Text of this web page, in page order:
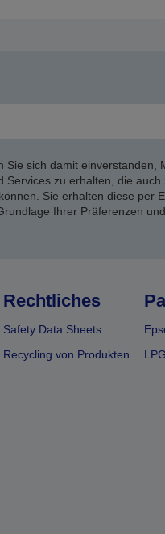
sich damit einverstanden,
zu erhalten, die
Sie erhalten diese per
Ihrer Präferenzen
Rechtliches
Safety Data Sheets
Recycling von Produkten